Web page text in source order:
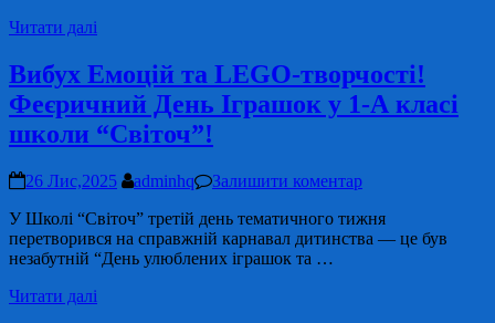
Читати далі
Вибух Емоцій та LEGO-творчості!
Феєричний День Іграшок у 1-А класі
школи “Світоч”!
26 Лис,2025 adminhq
Залишити коментар
У Школі “Світоч” третій день тематичного тижня
перетворився на справжній карнавал дитинства — це був
незабутній “День улюблених іграшок та …
Читати далі